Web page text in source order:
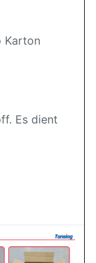
Karton
Es dient